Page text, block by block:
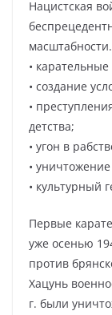
Нацистская
•
• создание
•
детства;
• угон в
•
• культурный
Первые
уже осенью
против
Хацунь
г. были